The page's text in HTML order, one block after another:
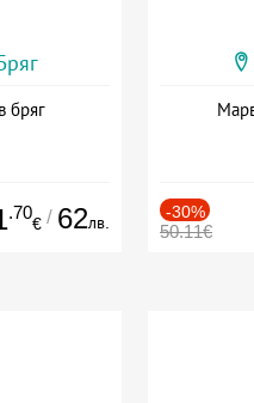
бряг
.70
€ / 62лв.
-30%
50.11€